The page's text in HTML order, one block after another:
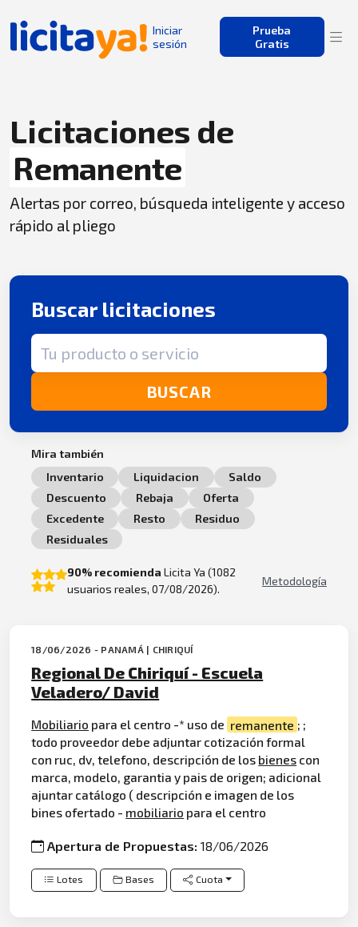
Iniciar
sesión
Prueba
Gratis
Licitaciones de
Remanente
Alertas por correo, búsqueda inteligente y acceso
rápido al pliego
Buscar licitaciones
Término de búsqueda
BUSCAR
Mira también
Inventario
Liquidacion
Saldo
Descuento
Rebaja
Oferta
Excedente
Resto
Residuo
Residuales
90% recomienda Licita Ya (1082
usuarios reales, 07/08/2026).
Metodología
18/06/2026 - PANAMÁ | CHIRIQUÍ
Regional De Chiriquí - Escuela
Veladero/ David
Mobiliario para el centro -* uso de remanente ; ;
todo proveedor debe adjuntar cotización formal
con ruc, dv, telefono, descripción de los bienes con
marca, modelo, garantia y pais de origen; adicional
ajuntar catálogo ( descripción e imagen de los
bines ofertado - mobiliario para el centro
Apertura de Propuestas:18/06/2026
Lotes Bases Cuota